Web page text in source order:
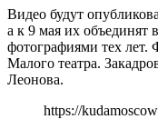
Видео будут
а к 9 мая их
фотографиями тех
Малого театра.
Леонова.
https://